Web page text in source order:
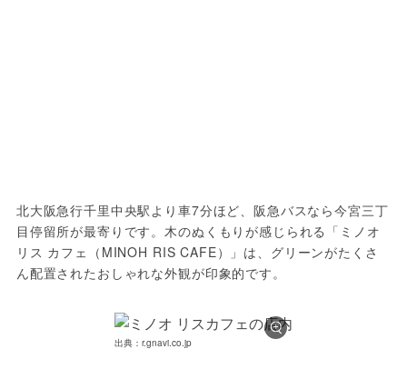
北大阪急行千里中央駅より車7分ほど、阪急バスなら今宮三丁
目停留所が最寄りです。木のぬくもりが感じられる「ミノオ
リス カフェ（MINOH RIS CAFE）」は、グリーンがたくさ
ん配置されたおしゃれな外観が印象的です。
出典：r.gnavi.co.jp